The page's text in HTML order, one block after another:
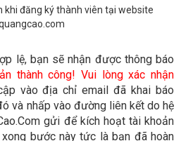
khi đăng ký thành viên tại website
lệ, bạn sẽ nhận được thông báo
thành công! Vui lòng xác nhận
vào địa chỉ email đã khai báo
và nhấp vào đường liên kết do hệ
gửi để kích hoạt tài khoản
bước này tức là bạn đã hoàn